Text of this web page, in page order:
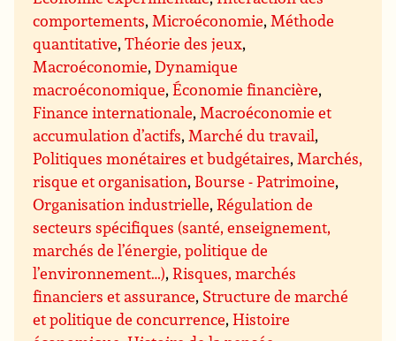
comportements, Microéconomie, Méthode
quantitative,Théorie des jeux,
Macroéconomie,Dynamique
macroéconomique,Économie financière,
Finance internationale, Macroéconomie et
accumulation d’actifs, Marché du travail,
Politiques monétaires et budgétaires, Marchés,
risque et organisation, Bourse - Patrimoine,
Organisation industrielle,Régulation de
secteurs spécifiques (santé, enseignement,
marchés de l’énergie, politique de
l’environnement…),Risques, marchés
financiers et assurance, Structure de marché
et politique de concurrence,Histoire